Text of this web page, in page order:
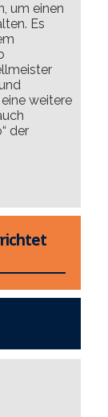
um einen
Es
weitere
der